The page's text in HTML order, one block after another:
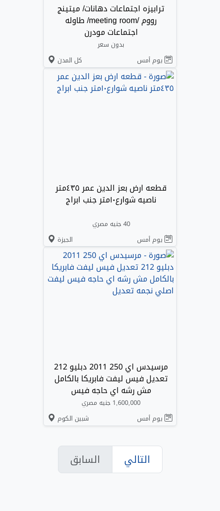
ترابيزه اجتماعات دهانات/ ميتينج
رووم /meeting room/ طاوله
اجتماعات مودرن
بدون سعر
يوم أمس
كل المدن
قطعه ارض بعز الدين عمر ٤٣٥متر
ناصيه شوارع١٠متر جنب ابراج
40 جنيه مصري
يوم أمس
الجيزة
مرسيدس اي 250 2011 دبليو 212
تعديل فيس ليفت فابريكا بالكامل
مش رشه اي حاجه فيس
1,600,000 جنيه مصري
يوم أمس
شبين الكوم
السابق التالي